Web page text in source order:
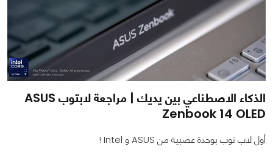
الذكاء الاصطناعي بين يديك | مراجعة لابتوب ASUS
Zenbook 14 OLED
أول لاب توب بوحدة عصبية من ASUS و Intel !